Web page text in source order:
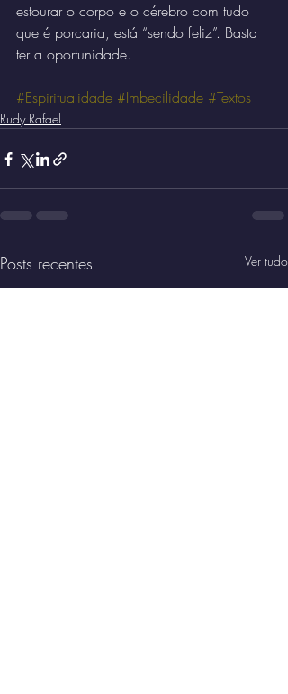
estourar o corpo e o cérebro com tudo
que é porcaria, está “sendo feliz”. Basta
ter a oportunidade.
#Espiritualidade #Imbecilidade #Textos
Rudy Rafael
Posts recentes Ver tudo